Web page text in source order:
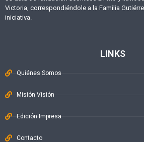
Victoria, correspondiéndole a la Familia
iniciativa.
LINKS
Quiénes Somos
Misión Visión
Edición Impresa
Contacto